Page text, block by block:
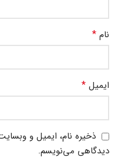
نام *
ایمیل *
ذخیره نام، ایمیل و
دیدگاهی می‌نویسم.